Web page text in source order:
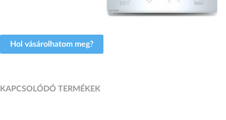
Hol vásárolhatom meg?
KAPCSOLÓDÓ TERMÉKEK